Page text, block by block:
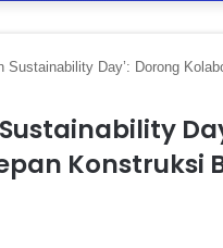
Sustainability Day’: Dorong
Konstruksi